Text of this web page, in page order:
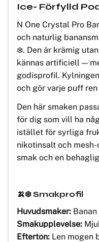
Ice- Förfylld
N One Crystal Pro
och naturlig
❄️. Den är krämig
kännas artificiell —
godisprofil.
och gör varje puff
Den här smaken
för dig som vill ha
istället för syrliga
nikotinsalt och
smak och en
🍌❄️ Smakprofil
Huvudsmaker:
Smakupplevelse:
Efterton: Len mogen